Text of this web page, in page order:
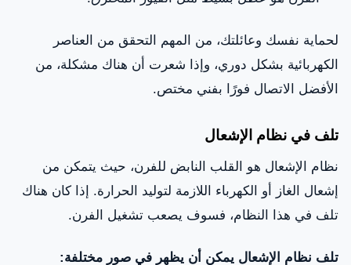
لحماية نفسك وعائلتك، من المهم التحقق من العناصر
الكهربائية بشكل دوري، وإذا شعرت أن هناك مشكلة، من
الأفضل الاتصال فورًا بفني مختص.
تلف في نظام الإشعال
نظام الإشعال هو القلب النابض للفرن، حيث يتمكن من
إشعال الغاز أو الكهرباء اللازمة لتوليد الحرارة. إذا كان هناك
تلف في هذا النظام، فسوف يصعب تشغيل الفرن.
تلف نظام الإشعال يمكن أن يظهر في صور مختلفة: